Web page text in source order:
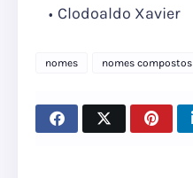
Clodoaldo Xavier
nomes nomes compostos